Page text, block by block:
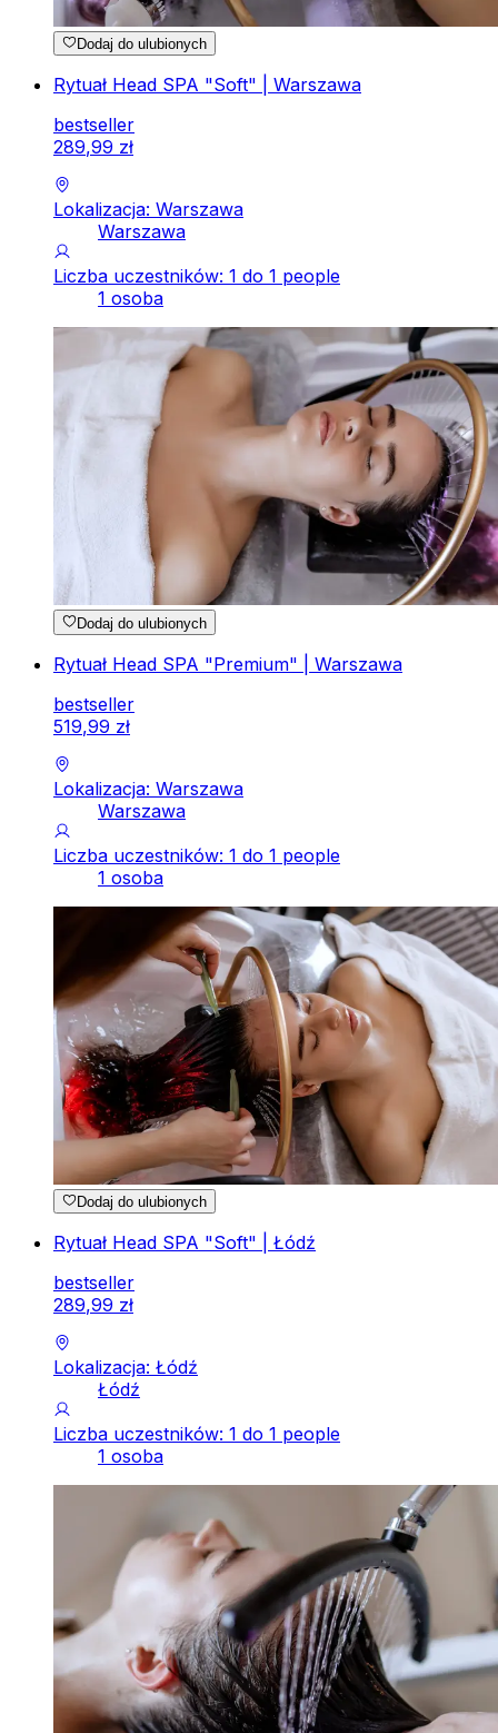
Dodaj do ulubionych
Rytuał Head SPA "Soft" | Warszawa
bestseller
289,99 zł
Lokalizacja: Warszawa
Warszawa
Liczba uczestników: 1 do 1 people
1 osoba
Dodaj do ulubionych
Rytuał Head SPA "Premium" | Warszawa
bestseller
519,99 zł
Lokalizacja: Warszawa
Warszawa
Liczba uczestników: 1 do 1 people
1 osoba
Dodaj do ulubionych
Rytuał Head SPA "Soft" | Łódź
bestseller
289,99 zł
Lokalizacja: Łódź
Łódź
Liczba uczestników: 1 do 1 people
1 osoba